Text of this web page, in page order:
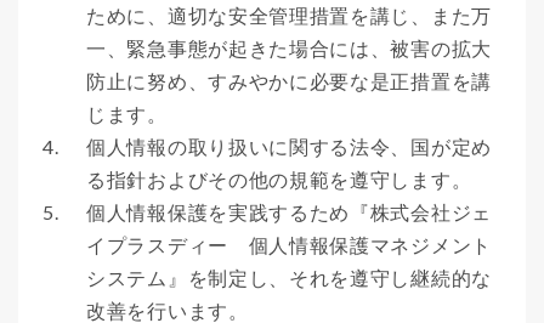
ために、適切な安全管理措置を講じ、また万
一、緊急事態が起きた場合には、被害の拡大
防止に努め、すみやかに必要な是正措置を講
じます。
4.
個人情報の取り扱いに関する法令、国が定め
る指針およびその他の規範を遵守します。
5.
個人情報保護を実践するため『株式会社ジェ
イプラスディー 個人情報保護マネジメント
システム』を制定し、それを遵守し継続的な
改善を行います。